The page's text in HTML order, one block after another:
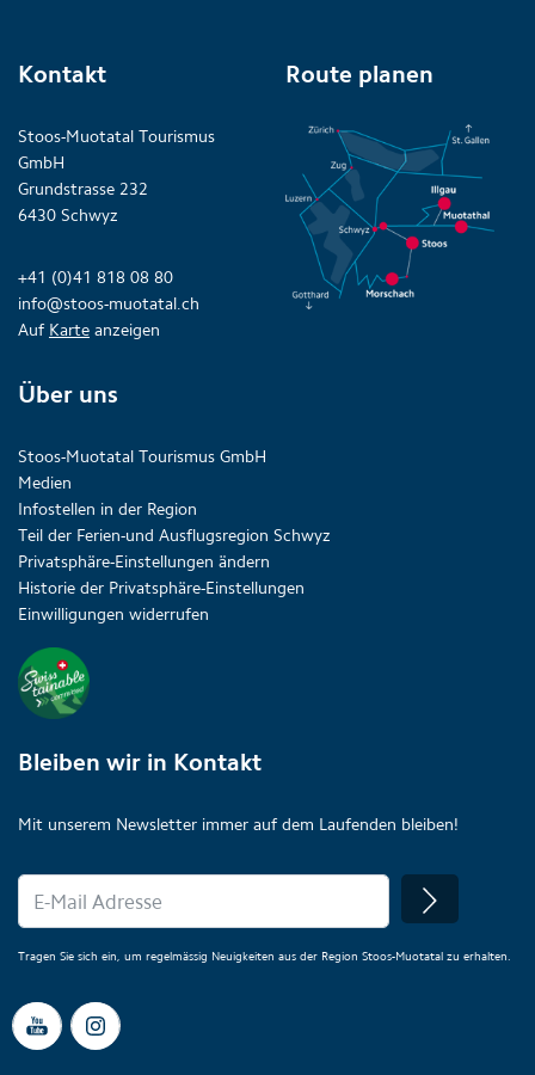
Kontakt
Stoos-Muotatal Tourismus
GmbH
Grundstrasse 232
6430 Schwyz
+41 (0)41 818 08 80
info@stoos-muotatal.ch
Auf Karte anzeigen
Route planen
Über uns
Stoos-Muotatal Tourismus GmbH
Medien
Infostellen in der Region
Teil der Ferien-und Ausflugsregion Schwyz
Privatsphäre-Einstellungen ändern
Historie der Privatsphäre-Einstellungen
Einwilligungen widerrufen
Bleiben wir in Kontakt
Mit unserem Newsletter immer auf dem Laufenden bleiben!
Tragen Sie sich ein, um regelmässig Neuigkeiten aus der Region Stoos-Muotatal zu erhalten.